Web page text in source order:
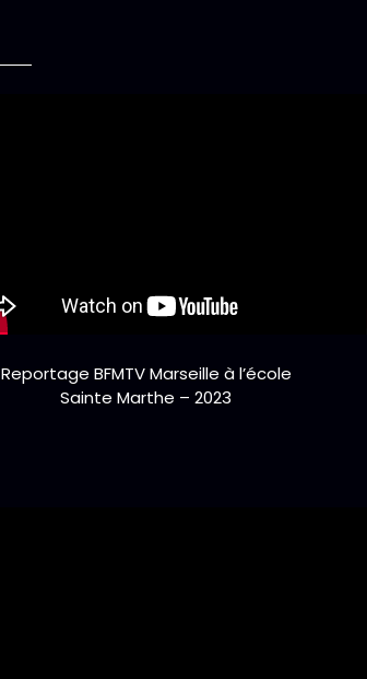
Reportage BFMTV Marseille à l’école
Sainte Marthe – 2023